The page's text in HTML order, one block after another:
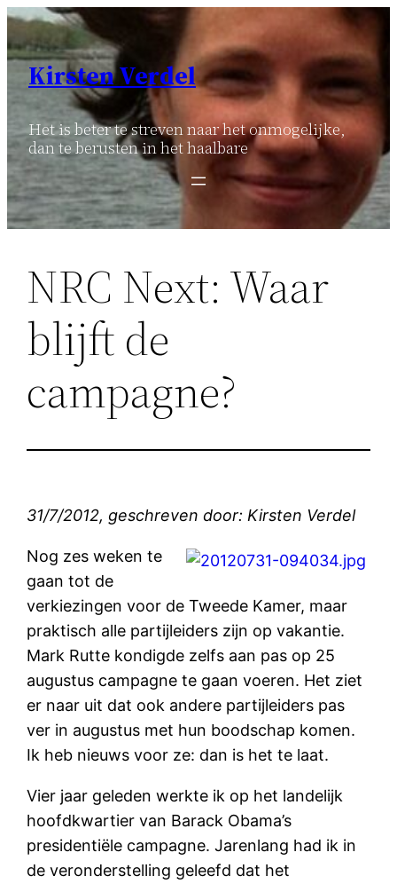
Ga
naar
inhoud
Kirsten Verdel
Het is beter te streven naar het onmogelijke,
dan te berusten in het haalbare
NRC Next: Waar
blijft de
campagne?
31/7/2012, geschreven door: Kirsten Verdel
Nog zes weken te
gaan tot de
verkiezingen voor de Tweede Kamer, maar
praktisch alle partijleiders zijn op vakantie.
Mark Rutte kondigde zelfs aan pas op 25
augustus campagne te gaan voeren. Het ziet
er naar uit dat ook andere partijleiders pas
ver in augustus met hun boodschap komen.
Ik heb nieuws voor ze: dan is het te laat.
Vier jaar geleden werkte ik op het landelijk
hoofdkwartier van Barack Obama’s
presidentiële campagne. Jarenlang had ik in
de veronderstelling geleefd dat het